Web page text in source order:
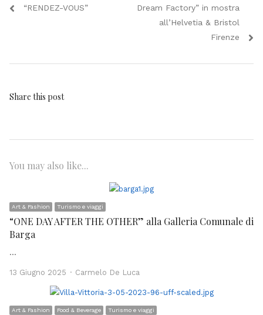
post:
“RENDEZ-VOUS” post:
Dream Factory” in mostra
all’Helvetia & Bristol
Firenze
Share this post
You may also like...
Art & Fashion Turismo e viaggi
“ONE DAY AFTER THE OTHER” alla Galleria Comunale di
Barga
…
13 Giugno 2025 Author
Carmelo De Luca
Art & Fashion Food & Beverage Turismo e viaggi